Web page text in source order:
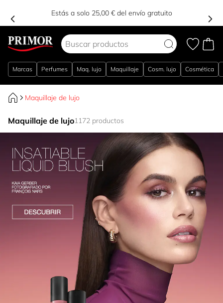
Estás a solo 25,00 € del envío gratuito
Marcas Perfumes Maq. lujo Maquillaje Cosm. lujo Cosmética
Maquillaje de lujo
Maquillaje de lujo1172 productos